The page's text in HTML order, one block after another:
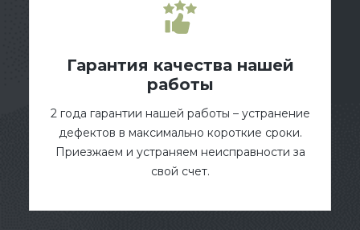
Гарантия качества нашей
работы
2 года гарантии нашей работы – устранение
дефектов в максимально короткие сроки.
Приезжаем и устраняем неисправности за
свой счет.